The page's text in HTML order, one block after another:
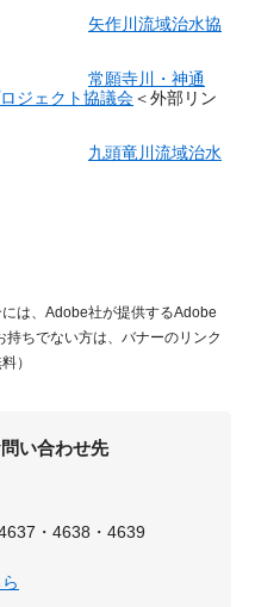
系 矢作川流域治水協
水系 常願寺川・神通
ジェクト協議会＜外部リン
系 九頭竜川流域治水
は、Adobe社が提供するAdobe
ちでない方は、バナーのリンク
）
い合わせ先
・4638・4639